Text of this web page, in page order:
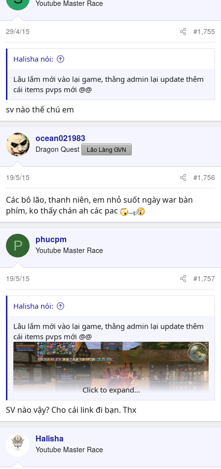
Youtube Master Race
29/4/15 #1,755
Halisha nói:
Lâu lắm mới vào lại game, thằng admin lại update thêm
cái items pvps mới @@
sv nào thế chú em
ocean021983
Dragon Quest Lão Làng GVN
19/5/15 #1,756
Các bô lão, thanh niên, em nhỏ suốt ngày war bàn
phím, ko thấy chán ah các pac
P phucpm
Youtube Master Race
19/5/15 #1,757
Halisha nói:
Lâu lắm mới vào lại game, thằng admin lại update thêm
cái items pvps mới @@
Click to expand...
SV nào vậy? Cho cái link đi bạn. Thx
Halisha
Youtube Master Race